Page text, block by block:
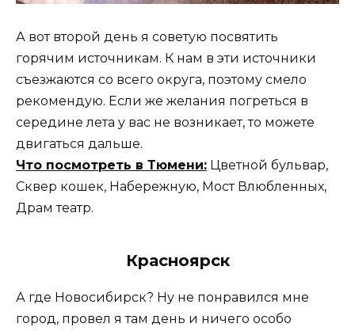
А вот второй день я советую посвятить
горячим источникам. К нам в эти источники
съезжаются со всего округа, поэтому смело
рекомендую. Если же желания погреться в
середине лета у вас не возникает, то можете
двигаться дальше.
Что посмотреть в Тюмени: Цветной бульвар,
Сквер кошек, Набережную, Мост Влюбленных,
Драм театр.
Красноярск
А где Новосибирск? Ну не понравился мне
город, провел я там день и ничего особо